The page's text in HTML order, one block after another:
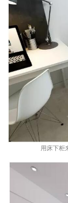
用床下柜